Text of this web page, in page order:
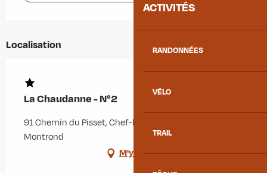
ACTIVITÉS
RANDONNÉES
VÉLO
TRAIL
Localisation
La Chaudanne - N°2
91 Chemin du Pisset, Chef-lieu, 73300 Albiez-
Montrond
M'y rendre